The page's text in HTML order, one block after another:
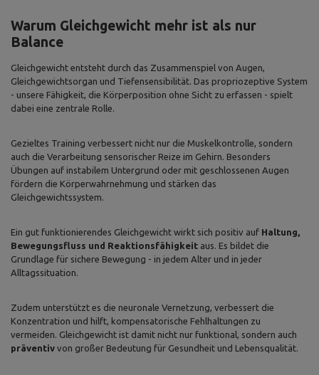
Warum Gleichgewicht mehr ist als nur
Balance
Gleichgewicht entsteht durch das Zusammenspiel von Augen,
Gleichgewichtsorgan und Tiefensensibilität. Das propriozeptive System
- unsere Fähigkeit, die Körperposition ohne Sicht zu erfassen - spielt
dabei eine zentrale Rolle.
Gezieltes Training verbessert nicht nur die Muskelkontrolle, sondern
auch die Verarbeitung sensorischer Reize im Gehirn. Besonders
Übungen auf instabilem Untergrund oder mit geschlossenen Augen
fördern die Körperwahrnehmung und stärken das
Gleichgewichtssystem.
Ein gut funktionierendes Gleichgewicht wirkt sich positiv auf Haltung,
Bewegungsfluss und Reaktionsfähigkeit aus. Es bildet die
Grundlage für sichere Bewegung - in jedem Alter und in jeder
Alltagssituation.
Zudem unterstützt es die neuronale Vernetzung, verbessert die
Konzentration und hilft, kompensatorische Fehlhaltungen zu
vermeiden. Gleichgewicht ist damit nicht nur funktional, sondern auch
präventiv von großer Bedeutung für Gesundheit und Lebensqualität.